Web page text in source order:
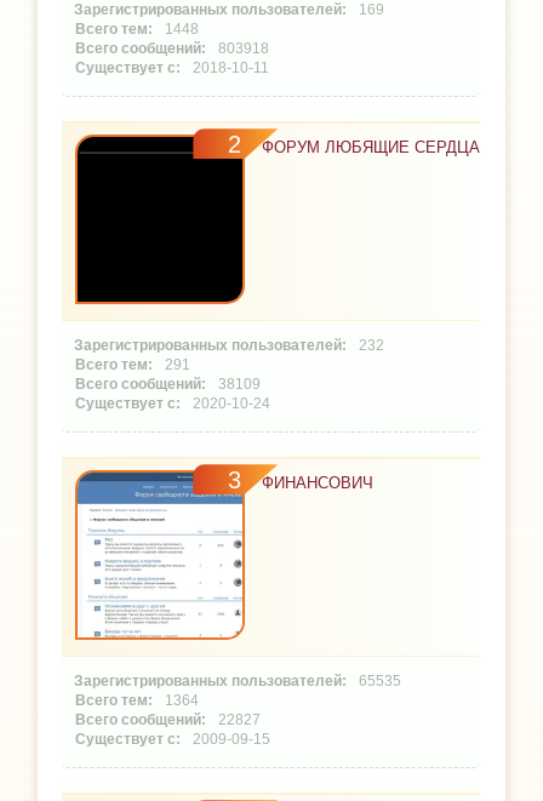
169
1448
803918
2018-10-11
2 ФОРУМ ЛЮБЯЩИЕ СЕРДЦА
232
291
38109
2020-10-24
3 ФИНАНСОВИЧ
65535
1364
22827
2009-09-15